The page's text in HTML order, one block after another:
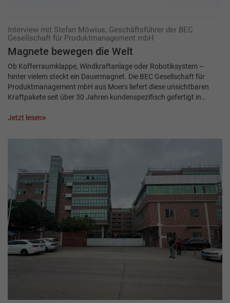
Interview mit Stefan Möwius, Geschäftsführer der BEC
Gesellschaft für ­Produktmanagement mbH
Magnete bewegen die Welt
Ob Kofferraumklappe, Windkraftanlage oder Robotiksystem –
hinter vielem steckt ein Dauermagnet. Die BEC Gesellschaft für
Produktmanagement mbH aus Moers liefert diese unsichtbaren
Kraftpakete seit über 30 Jahren kundenspezifisch gefertigt in…
Jetzt lesen